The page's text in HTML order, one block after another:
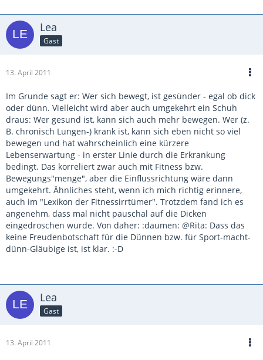
Lea
Gast
13. April 2011
Im Grunde sagt er: Wer sich bewegt, ist gesünder - egal ob dick
oder dünn. Vielleicht wird aber auch umgekehrt ein Schuh
draus: Wer gesund ist, kann sich auch mehr bewegen. Wer (z.
B. chronisch Lungen-) krank ist, kann sich eben nicht so viel
bewegen und hat wahrscheinlich eine kürzere
Lebenserwartung - in erster Linie durch die Erkrankung
bedingt. Das korreliert zwar auch mit Fitness bzw.
Bewegungs"menge", aber die Einflussrichtung wäre dann
umgekehrt. Ähnliches steht, wenn ich mich richtig erinnere,
auch im "Lexikon der Fitnessirrtümer". Trotzdem fand ich es
angenehm, dass mal nicht pauschal auf die Dicken
eingedroschen wurde. Von daher: :daumen: @Rita: Dass das
keine Freudenbotschaft für die Dünnen bzw. für Sport-macht-
dünn-Gläubige ist, ist klar. :-D
Lea
Gast
13. April 2011